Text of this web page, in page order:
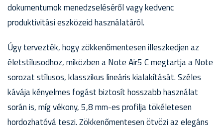
dokumentumok menedzseléséről vagy kedvenc
produktivitási eszközeid használatáról.
Úgy tervezték, hogy zökkenőmentesen illeszkedjen az
életstílusodhoz, miközben a Note Air5 C megtartja a Note
sorozat stílusos, klasszikus lineáris kialakítását. Széles
kávája kényelmes fogást biztosít hosszabb használat
során is, míg vékony, 5,8 mm-es profilja tökéletesen
hordozhatóvá teszi. Zökkenőmentesen ötvözi az elegáns